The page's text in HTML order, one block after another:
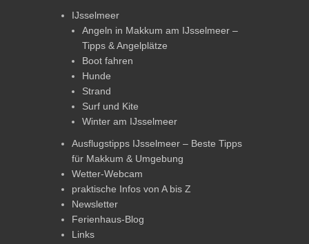
IJsselmeer
Angeln in Makkum am IJsselmeer –
Tipps & Angelplätze
Boot fahren
Hunde
Strand
Surf und Kite
Winter am IJsselmeer
Ausflugstipps IJsselmeer – Beste Tipps
für Makkum & Umgebung
Wetter-Webcam
praktische Infos von A bis Z
Newsletter
Ferienhaus-Blog
Links